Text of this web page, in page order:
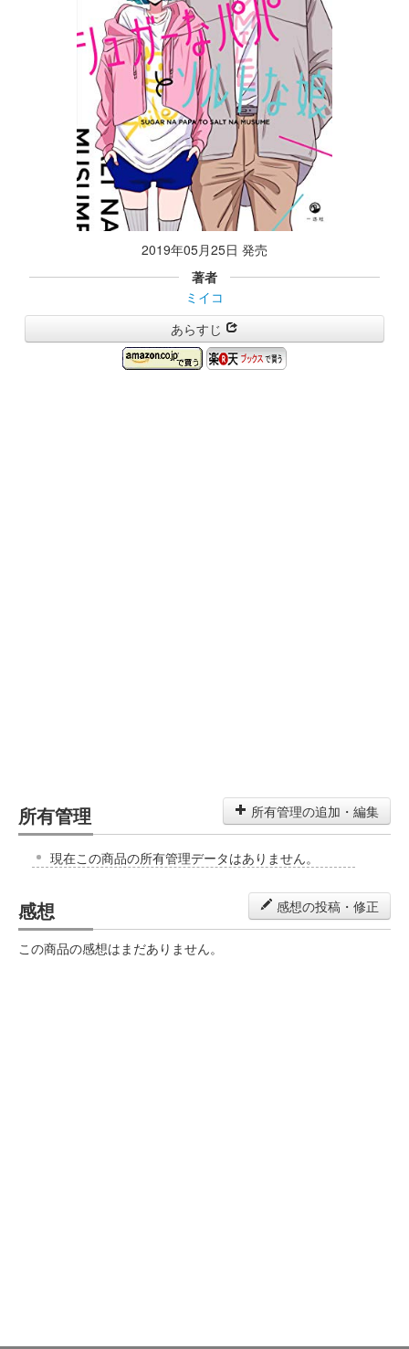
2019年05月25日 発売
著者
ミイコ
あらすじ
所有管理 所有管理の追加・編集
現在この商品の所有管理データはありません。
感想 感想の投稿・修正
この商品の感想はまだありません。